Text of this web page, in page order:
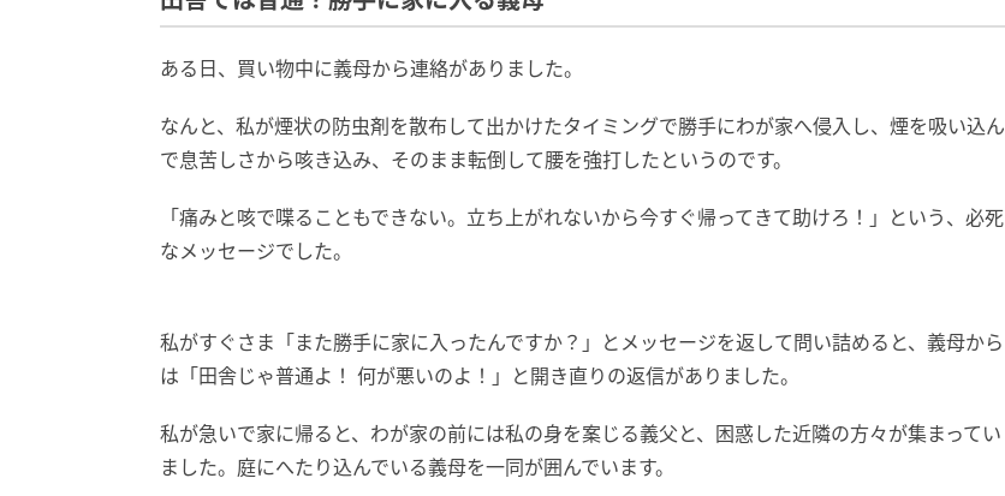
ある日、買い物中に義母から連絡がありました。
なんと、私が煙状の防虫剤を散布して出かけたタイミングで勝手にわが家へ侵入し、煙を吸い込ん
で息苦しさから咳き込み、そのまま転倒して腰を強打したというのです。
「痛みと咳で喋ることもできない。立ち上がれないから今すぐ帰ってきて助けろ！」という、必死
なメッセージでした。
私がすぐさま「また勝手に家に入ったんですか？」とメッセージを返して問い詰めると、義母から
は「田舎じゃ普通よ！ 何が悪いのよ！」と開き直りの返信がありました。
私が急いで家に帰ると、わが家の前には私の身を案じる義父と、困惑した近隣の方々が集まってい
ました。庭にへたり込んでいる義母を一同が囲んでいます。